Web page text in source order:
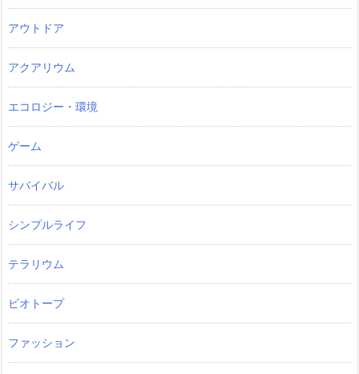
アウトドア
アクアリウム
エコロジー・環境
ゲーム
サバイバル
シンプルライフ
テラリウム
ビオトープ
ファッション